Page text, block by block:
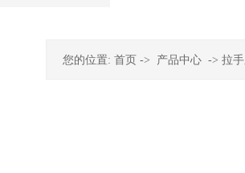
您的位置: 首页 -> 产品中心 -> 拉